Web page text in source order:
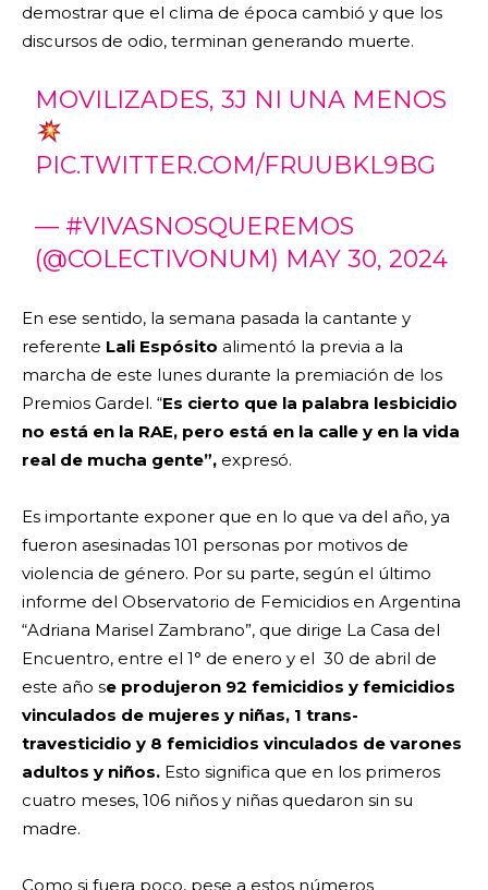
demostrar que el clima de época cambió y que los
discursos de odio, terminan generando muerte.
MOVILIZADES, 3J NI UNA MENOS
PIC.TWITTER.COM/FRUUBKL9BG
— #VIVASNOSQUEREMOS
(@COLECTIVONUM) MAY 30, 2024
En ese sentido, la semana pasada la cantante y
referente Lali Espósito alimentó la previa a la
marcha de este lunes durante la premiación de los
Premios Gardel. “Es cierto que la palabra lesbicidio
no está en la RAE, pero está en la calle y en la vida
real de mucha gente”, expresó.
Es importante exponer que en lo que va del año, ya
fueron asesinadas 101 personas por motivos de
violencia de género. Por su parte, según el último
informe del Observatorio de Femicidios en Argentina
“Adriana Marisel Zambrano”, que dirige La Casa del
Encuentro, entre el 1° de enero y el 30 de abril de
este año se produjeron 92 femicidios y femicidios
vinculados de mujeres y niñas, 1 trans-
travesticidio y 8 femicidios vinculados de varones
adultos y niños. Esto significa que en los primeros
cuatro meses, 106 niños y niñas quedaron sin su
madre.
Como si fuera poco, pese a estos números